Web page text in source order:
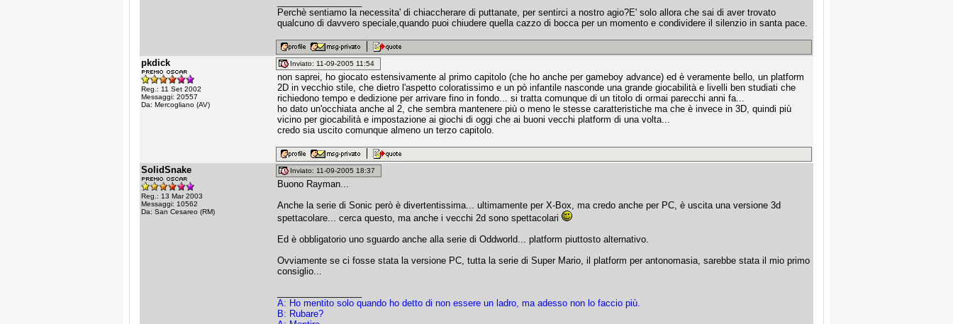
Perchè sentiamo la necessita' di chiaccherare di puttanate, per sentirci a nostro agio?E' solo allora che sai di aver trovato
qualcuno di davvero speciale,quando puoi chiudere quella cazzo di bocca per un momento e condividere il silenzio in santa pace.
pkdick
Reg.: 11 Set 2002
Messaggi: 20557
Da: Mercogliano (AV)
Inviato: 11-09-2005 11:54
non saprei, ho giocato estensivamente al primo capitolo (che ho anche per gameboy advance) ed è veramente bello, un platform
2D in vecchio stile, che dietro l'aspetto coloratissimo e un pò infantile nasconde una grande giocabilità e livelli ben studiati che
richiedono tempo e dedizione per arrivare fino in fondo... si tratta comunque di un titolo di ormai parecchi anni fa...
ho dato un'occhiata anche al 2, che sembra mantenere più o meno le stesse caratteristiche ma che è invece in 3D, quindi più
vicino per giocabilità e impostazione ai giochi di oggi che ai buoni vecchi platform di una volta...
credo sia uscito comunque almeno un terzo capitolo.
SolidSnake
Reg.: 13 Mar 2003
Messaggi: 10562
Da: San Cesareo (RM)
Inviato: 11-09-2005 18:37
Buono Rayman...
Anche la serie di Sonic però è divertentissima... ultimamente per X-Box, ma credo anche per PC, è uscita una versione 3d
spettacolare... cerca questo, ma anche i vecchi 2d sono spettacolari
Ed è obbligatorio uno sguardo anche alla serie di Oddworld... platform piuttosto alternativo.
Ovviamente se ci fosse stata la versione PC, tutta la serie di Super Mario, il platform per antonomasia, sarebbe stata il mio primo
consiglio...
A: Ho mentito solo quando ho detto di non essere un ladro, ma adesso non lo faccio più.
B: Rubare?